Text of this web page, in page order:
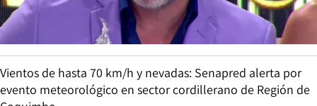
Vientos de hasta 70 km/h y nevadas: Senapred alerta por
evento meteorológico en sector cordillerano de Región de